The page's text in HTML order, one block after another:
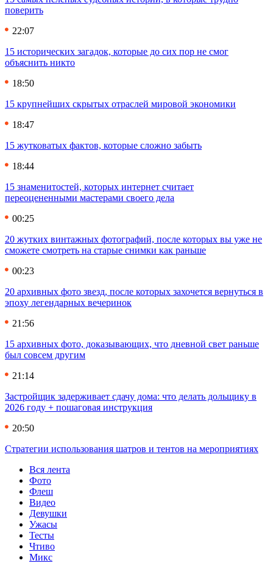
поверить
22:07
15 исторических загадок, которые до сих пор не смог
объяснить никто
18:50
15 крупнейших скрытых отраслей мировой экономики
18:47
15 жутковатых фактов, которые сложно забыть
18:44
15 знаменитостей, которых интернет считает
переоцененными мастерами своего дела
00:25
20 жутких винтажных фотографий, после которых вы уже не
сможете смотреть на старые снимки как раньше
00:23
20 архивных фото звезд, после которых захочется вернуться в
эпоху легендарных вечеринок
21:56
15 архивных фото, доказывающих, что дневной свет раньше
был совсем другим
21:14
Застройщик задерживает сдачу дома: что делать дольщику в
2026 году + пошаговая инструкция
20:50
Стратегии использования шатров и тентов на мероприятиях
Вся лента
Фото
Флеш
Видео
Девушки
Ужасы
Тесты
Чтиво
Микс